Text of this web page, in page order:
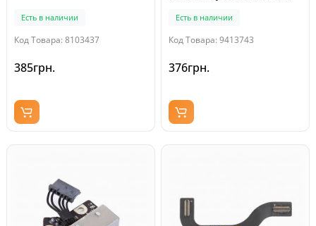
Есть в наличии
Код Товара: 8103437
385грн.
Есть в наличии
Код Товара: 9413743
376грн.